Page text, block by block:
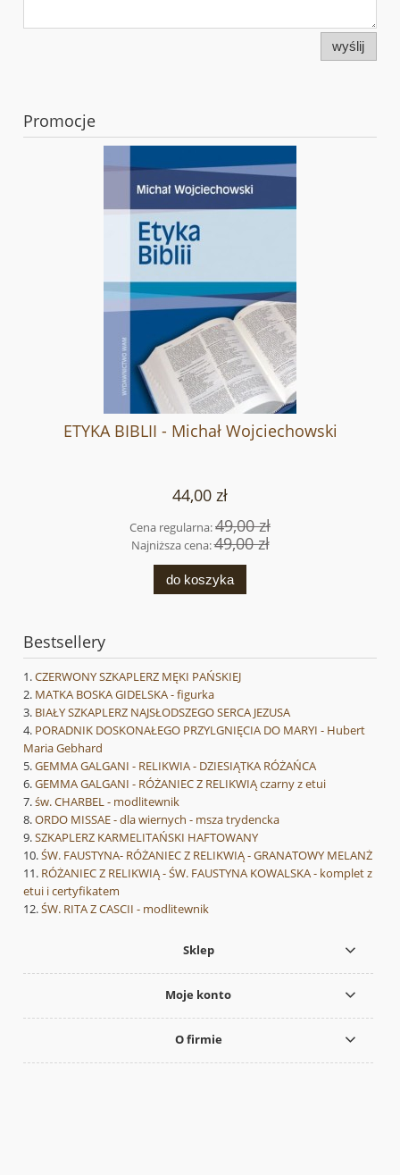
wyślij
Promocje
ETYKA BIBLII - Michał Wojciechowski
44,00 zł
Cena regularna:49,00 zł
Najniższa cena:49,00 zł
do koszyka
Bestsellery
CZERWONY SZKAPLERZ MĘKI PAŃSKIEJ
MATKA BOSKA GIDELSKA - figurka
BIAŁY SZKAPLERZ NAJSŁODSZEGO SERCA JEZUSA
PORADNIK DOSKONAŁEGO PRZYLGNIĘCIA DO MARYI - Hubert
Maria Gebhard
GEMMA GALGANI - RELIKWIA - DZIESIĄTKA RÓŻAŃCA
GEMMA GALGANI - RÓŻANIEC Z RELIKWIĄ czarny z etui
św. CHARBEL - modlitewnik
ORDO MISSAE - dla wiernych - msza trydencka
SZKAPLERZ KARMELITAŃSKI HAFTOWANY
ŚW. FAUSTYNA- RÓŻANIEC Z RELIKWIĄ - GRANATOWY MELANŻ
RÓŻANIEC Z RELIKWIĄ - ŚW. FAUSTYNA KOWALSKA - komplet z
etui i certyfikatem
ŚW. RITA Z CASCII - modlitewnik
Sklep
Moje konto
O firmie